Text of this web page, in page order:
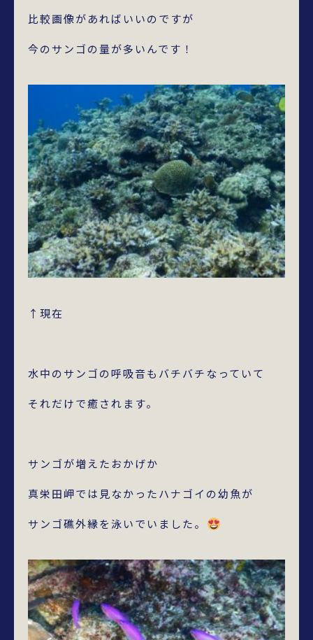
比較画像があればいいのですが
今のサンゴの量が多いんです！
↑現在
水中のサンゴの呼吸音もバチバチなっていて
それだけで癒されます。
サンゴが増えたおかげか
真栄田岬では見なかったハナゴイの幼魚が
サンゴ礁外縁を泳いでいました。